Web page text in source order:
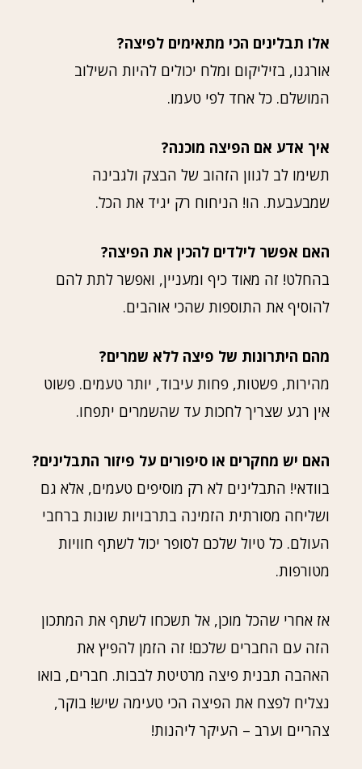
אלו תבלינים הכי מתאימים לפיצה?
אורגנו, בזיליקום ומלח יכולים להיות השילוב
המושלם. כל אחד לפי טעמו.
איך אדע אם הפיצה מוכנה?
תשימו לב לגוון הזהוב של הבצק ולגבינה
שמבעבעת. הו! הניחוח רק יגיד את הכל.
האם אפשר לילדים להכין את הפיצה?
בהחלט! זה מאוד כיף ומעניין, ואפשר לתת להם
להוסיף את התוספות שהכי אוהבים.
מהם היתרונות של פיצה ללא שמרים?
מהירות, פשטות, פחות עיבוד, יותר טעמים. פשוט
אין רגע שצריך לחכות עד שהשמרים יתפחו.
האם יש מחקרים או סיפורים על פיזור התבלינים?
בוודאי! התבלינים לא רק מוסיפים טעמים, אלא גם
ושליחה מסורתית הזמינה בתרבויות שונות ברחבי
העולם. כל טיול שלכם לסופר יכול לשתף חוויות
מטורפות.
אז אחרי שהכל מוכן, אל תשכחו לשתף את המתכון
הזה עם החברים שלכם! זה הזמן להפיץ את
האהבה תבנית פיצה מרטיטת לבבות. חברים, בואו
נצליח לפצח את הפיצה הכי טעימה שיש! בוקר,
צהריים וערב – העיקר ליהנות!